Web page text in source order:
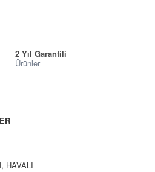
2 Yıl Garantili
Ürünler
HAVALI